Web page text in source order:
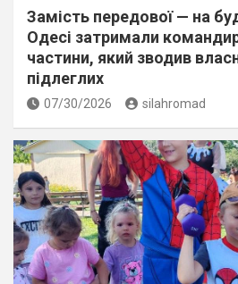
Замість передової — на
Одесі затримали
частини, який зводив
підлеглих
07/30/2026 silahromad